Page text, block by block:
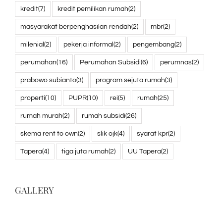
kredit(7) kredit pemilikan rumah(2)
masyarakat berpenghasilan rendah(2) mbr(2)
milenial (2) pekerja informal (2) pengembang(2)
perumahan(16) Perumahan Subsidi(6) perumnas(2)
prabowo subianto(3) program sejuta rumah(3)
properti(10) PUPR(10) rei(5) rumah(25)
rumah murah(2) rumah subsidi(26)
skema rent to own(2) slik ojk(4) syarat kpr(2)
Tapera(4) tiga juta rumah(2) UU Tapera(2)
GALLERY